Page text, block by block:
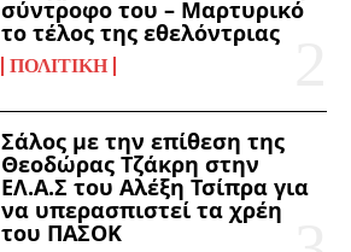
σύντροφο του – Μαρτυρικό
το τέλος της εθελόντριας
ΠΟΛΙΤΙΚΉ
Σάλος με την επίθεση της
Θεοδώρας Τζάκρη στην
ΕΛ.Α.Σ του Αλέξη Τσίπρα για
να υπερασπιστεί τα χρέη
του ΠΑΣΟΚ